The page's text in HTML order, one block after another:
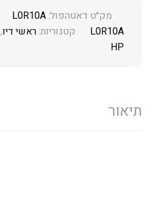
מק״ט דאטהפול:L0R10A
L0R10A
קטגוריות:ראשי דיו,
HP
תיאור